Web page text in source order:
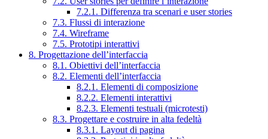
7.2.1. Differenza tra scenari e user stories
7.3. Flussi di interazione
7.4. Wireframe
7.5. Prototipi interattivi
8. Progettazione dell’interfaccia
8.1. Obiettivi dell’interfaccia
8.2. Elementi dell’interfaccia
8.2.1. Elementi di composizione
8.2.2. Elementi interattivi
8.2.3. Elementi testuali (microtesti)
8.3. Progettare e costruire in alta fedeltà
8.3.1. Layout di pagina